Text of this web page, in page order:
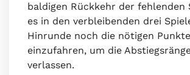
baldigen Rückkehr der fehlenden
es in den verbleibenden drei
Hinrunde noch die nötigen Punkte
einzufahren, um die
verlassen.